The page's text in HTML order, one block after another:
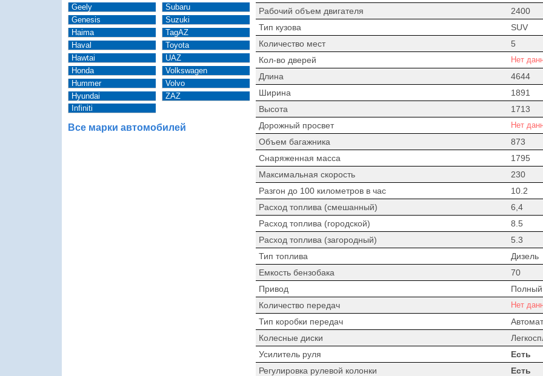
Geely
Genesis
Haima
Haval
Hawtai
Honda
Hummer
Hyundai
Infiniti
Subaru
Suzuki
TagAZ
Toyota
UAZ
Volkswagen
Volvo
ZAZ
Все марки автомобилей
Рабочий объем двигателя
2400
Тип кузова
SUV
Количество мест
5
Кол-во дверей
Нет
Длина
4644
Ширина
1891
Высота
1713
Дорожный просвет
Нет
Объем багажника
873
Снаряженная масса
1795
Максимальная скорость
230
Разгон до 100 километров в час
10.2
Расход топлива (смешанный)
6,4
Расход топлива (городской)
8.5
Расход топлива (загородный)
5.3
Тип топлива
Дизель
Емкость бензобака
70
Привод
Полный
Количество передач
Нет
Тип коробки передач
Колесные диски
Усилитель руля
Есть
Регулировка рулевой колонки
Есть